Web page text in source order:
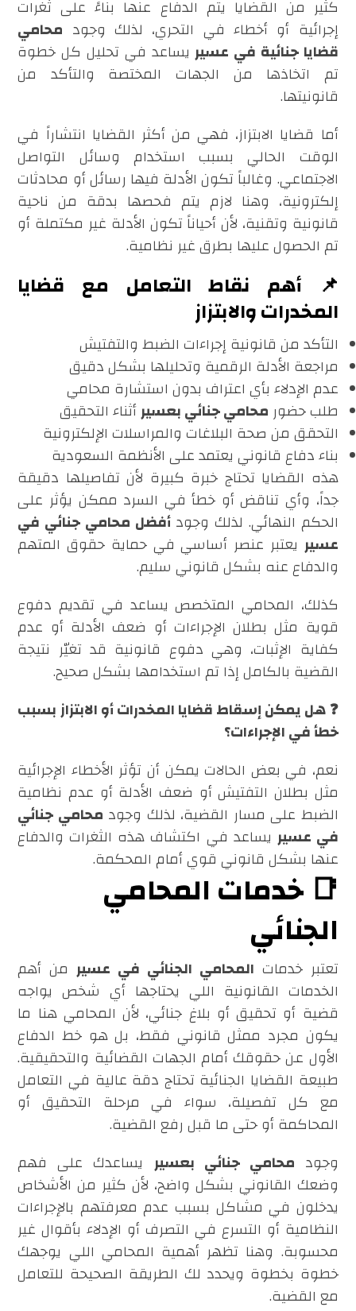
كثير من القضايا يتم الدفاع عنها بناءً على ثغرات
إجرائية أو أخطاء في التحري، لذلك وجود محامي
قضايا جنائية في عسيريساعد في تحليل كل خطوة
تم اتخاذها من الجهات المختصة والتأكد من
قانونيتها.
أما قضايا الابتزاز، فهي من أكثر القضايا انتشاراً في
الوقت الحالي بسبب استخدام وسائل التواصل
الاجتماعي. وغالباً تكون الأدلة فيها رسائل أو محادثات
إلكترونية، وهنا لازم يتم فحصها بدقة من ناحية
قانونية وتقنية، لأن أحياناً تكون الأدلة غير مكتملة أو
تم الحصول عليها بطرق غير نظامية.
📌 أهم نقاط التعامل مع قضايا
المخدرات والابتزاز
التأكد من قانونية إجراءات الضبط والتفتيش
مراجعة الأدلة الرقمية وتحليلها بشكل دقيق
عدم الإدلاء بأي اعتراف بدون استشارة محامي
طلب حضور محامي جنائي بعسيرأثناء التحقيق
التحقق من صحة البلاغات والمراسلات الإلكترونية
بناء دفاع قانوني يعتمد على الأنظمة السعودية
هذه القضايا تحتاج خبرة كبيرة لأن تفاصيلها دقيقة
جداً، وأي تناقض أو خطأ في السرد ممكن يؤثر على
الحكم النهائي. لذلك وجودأفضل محامي جنائي في
عسير يعتبر عنصر أساسي في حماية حقوق المتهم
والدفاع عنه بشكل قانوني سليم.
كذلك، المحامي المتخصص يساعد في تقديم دفوع
قوية مثل بطلان الإجراءات أو ضعف الأدلة أو عدم
كفاية الإثبات، وهي دفوع قانونية قد تغيّر نتيجة
القضية بالكامل إذا تم استخدامها بشكل صحيح.
❓ هل يمكن إسقاط قضايا المخدرات أو الابتزاز بسبب
خطأ في الإجراءات؟
نعم، في بعض الحالات يمكن أن تؤثر الأخطاء الإجرائية
مثل بطلان التفتيش أو ضعف الأدلة أو عدم نظامية
الضبط على مسار القضية، لذلك وجود محامي جنائي
في عسير يساعد في اكتشاف هذه الثغرات والدفاع
عنها بشكل قانوني قوي أمام المحكمة.
📑 خدمات المحامي
الجنائي
تعتبر خدمات المحامي الجنائي في عسيرمن أهم
الخدمات القانونية اللي يحتاجها أي شخص يواجه
قضية أو تحقيق أو بلاغ جنائي، لأن المحامي هنا ما
يكون مجرد ممثل قانوني فقط، بل هو خط الدفاع
الأول عن حقوقك أمام الجهات القضائية والتحقيقية.
طبيعة القضايا الجنائية تحتاج دقة عالية في التعامل
مع كل تفصيلة، سواء في مرحلة التحقيق أو
المحاكمة أو حتى ما قبل رفع القضية.
وجود محامي جنائي بعسير يساعدك على فهم
وضعك القانوني بشكل واضح، لأن كثير من الأشخاص
يدخلون في مشاكل بسبب عدم معرفتهم بالإجراءات
النظامية أو التسرع في التصرف أو الإدلاء بأقوال غير
محسوبة. وهنا تظهر أهمية المحامي اللي يوجهك
خطوة بخطوة ويحدد لك الطريقة الصحيحة للتعامل
مع القضية.